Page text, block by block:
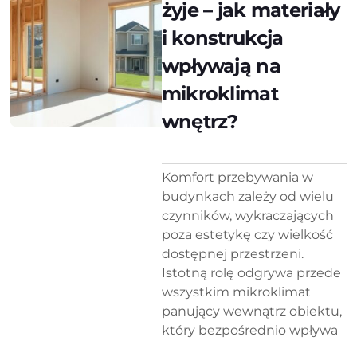
żyje – jak materiały
i konstrukcja
wpływają na
mikroklimat
wnętrz?
Komfort przebywania w
budynkach zależy od wielu
czynników, wykraczających
poza estetykę czy wielkość
dostępnej przestrzeni.
Istotną rolę odgrywa przede
wszystkim mikroklimat
panujący wewnątrz obiektu,
który bezpośrednio wpływa